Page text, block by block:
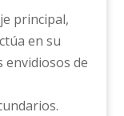
principal,
en su
envidiosos de